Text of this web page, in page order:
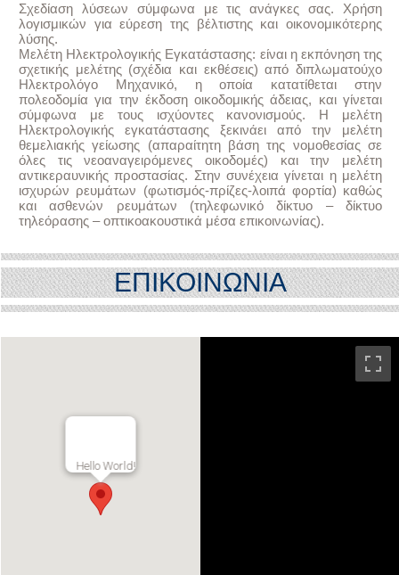
Σχεδίαση λύσεων σύμφωνα με τις ανάγκες σας. Χρήση
λογισμικών για εύρεση της βέλτιστης και οικονομικότερης
λύσης.
Μελέτη Ηλεκτρολογικής Εγκατάστασης: είναι η εκπόνηση της
σχετικής μελέτης (σχέδια και εκθέσεις) από διπλωματούχο
Ηλεκτρολόγο Μηχανικό, η οποία κατατίθεται στην
πολεοδομία για την έκδοση οικοδομικής άδειας, και γίνεται
σύμφωνα με τους ισχύοντες κανονισμούς. Η μελέτη
Ηλεκτρολογικής εγκατάστασης ξεκινάει από την μελέτη
θεμελιακής γείωσης (απαραίτητη βάση της νομοθεσίας σε
όλες τις νεοαναγειρόμενες οικοδομές) και την μελέτη
αντικεραυνικής προστασίας. Στην συνέχεια γίνεται η μελέτη
ισχυρών ρευμάτων (φωτισμός-πρίζες-λοιπά φορτία) καθώς
και ασθενών ρευμάτων (τηλεφωνικό δίκτυο – δίκτυο
τηλεόρασης – οπτικοακουστικά μέσα επικοινωνίας).
ΕΠΙΚΟΙΝΩΝΙΑ
Hello World!